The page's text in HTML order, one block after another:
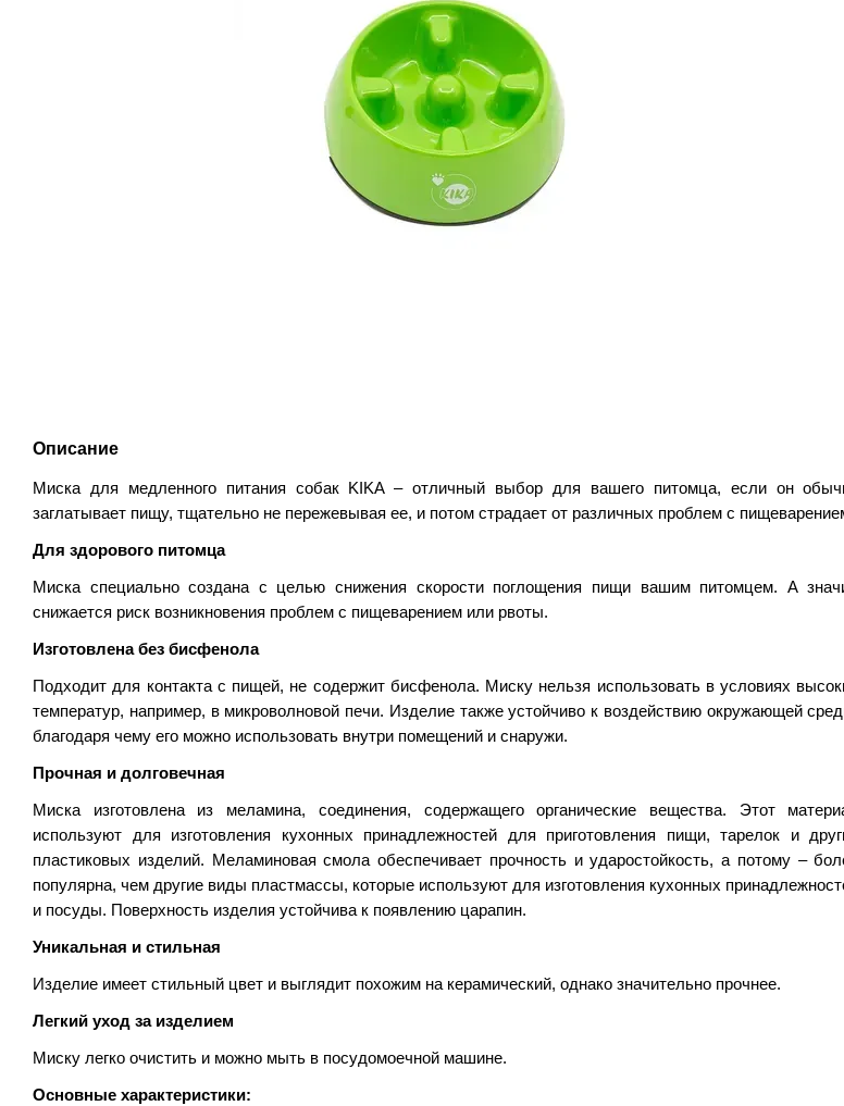
Описание
Миска для медленного питания собак KIKA–отличный выбор для вашего питомца, если он
заглатывает пищу, тщательно не пережевывая ее, и потом страдает от различных проблем с
Для здорового питомца
Миска специально создана с целью снижения скорости поглощения пищи вашим питомцем. А
снижается риск возникновения проблем с пищеварением или рвоты.
Изготовлена без бисфенола
Подходит для контакта с пищей, не содержит бисфенола. Миску нельзя использовать в условиях
температур, например, в микроволновой печи. Изделие также устойчиво к воздействию окружающей
благодаря чему его можно использовать внутри помещений и снаружи.
Прочная и долговечная
Миска изготовлена из меламина, соединения, содержащего органические вещества. Этот
используют для изготовления кухонных принадлежностей для приготовления пищи, тарелок и
пластиковых изделий. Меламиновая смола обеспечивает прочность и ударостойкость, а потому –
популярна, чем другие виды пластмассы, которые используют для изготовления кухонных
и посуды. Поверхность изделия устойчива к появлению царапин.
Уникальная и стильная
Изделие имеет стильный цвет и выглядит похожим на керамический, однако значительно прочнее.
Легкий уход за изделием
Миску легко очистить и можно мыть в посудомоечной машине.
Основные характеристики: